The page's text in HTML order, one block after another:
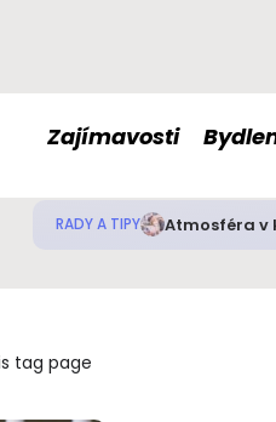
Zajímavosti
RADY A TIPY Atmosféra v
tag page